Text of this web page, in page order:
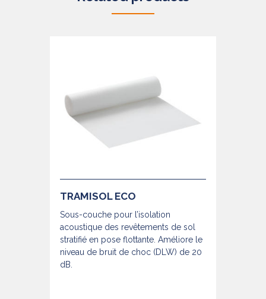
TRAMISOL ECO
Sous-couche pour l’isolation
acoustique des revêtements de sol
stratifié en pose flottante. Améliore le
niveau de bruit de choc (DLW) de 20
dB.